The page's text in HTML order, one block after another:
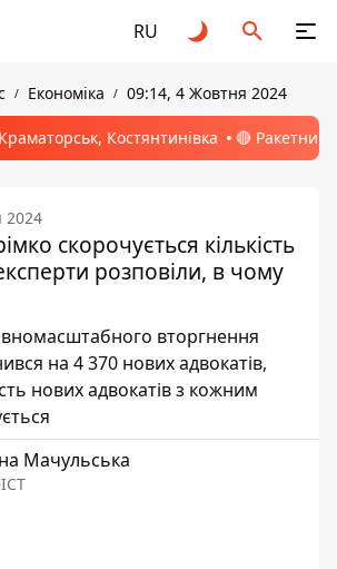
RU
Економіка 09:14, 4 Жовтня 2024
Костянтинівка 🔴 Ракетний
2024
скорочується кількість
розповіли, в чому
вторгнення
на 4 370 нових адвокатів,
нових адвокатів з кожним
Мачульська